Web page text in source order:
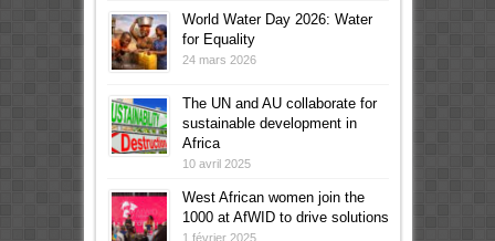
World Water Day 2026: Water
for Equality
24 mars 2026
The UN and AU collaborate for
sustainable development in
Africa
10 avril 2025
West African women join the
1000 at AfWID to drive solutions
1 février 2025